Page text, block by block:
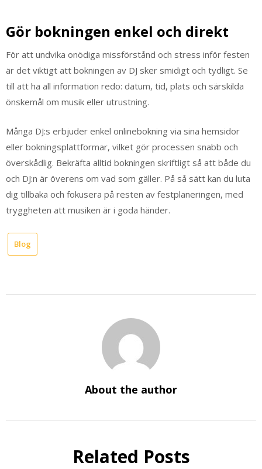
Gör bokningen enkel och direkt
För att undvika onödiga missförstånd och stress inför festen
är det viktigt att bokningen av DJ sker smidigt och tydligt. Se
till att ha all information redo: datum, tid, plats och särskilda
önskemål om musik eller utrustning.
Många DJ:s erbjuder enkel onlinebokning via sina hemsidor
eller bokningsplattformar, vilket gör processen snabb och
överskådlig. Bekräfta alltid bokningen skriftligt så att både du
och DJ:n är överens om vad som gäller. På så sätt kan du luta
dig tillbaka och fokusera på resten av festplaneringen, med
tryggheten att musiken är i goda händer.
Blog
About the author
Related Posts